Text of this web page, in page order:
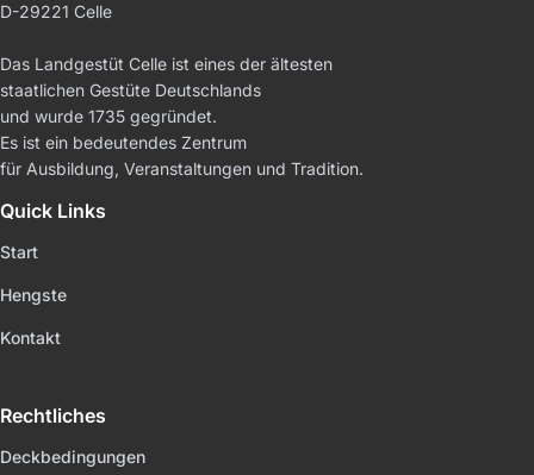
D-29221 Celle
Das Landgestüt Celle ist eines der ältesten
staatlichen Gestüte Deutschlands
und wurde 1735 gegründet.
Es ist ein bedeutendes Zentrum
für Ausbildung, Veranstaltungen und Tradition.
Quick Links
Start
Hengste
Kontakt
Rechtliches
Deckbedingungen